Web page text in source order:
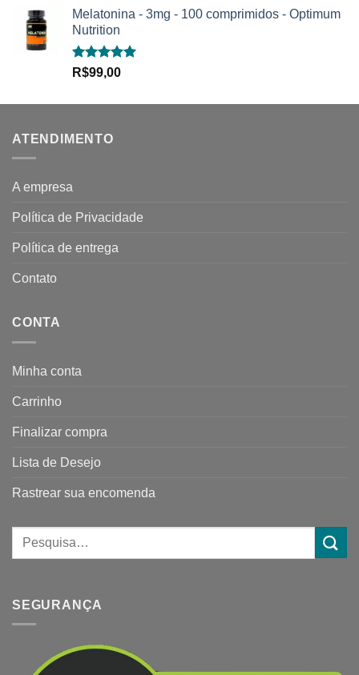
Melatonina - 3mg - 100 comprimidos - Optimum
Nutrition
Avaliação
R$99,00
ATENDIMENTO
A empresa
Política de Privacidade
Política de entrega
Contato
CONTA
Minha conta
Carrinho
Finalizar compra
Lista de Desejo
Rastrear sua encomenda
SEGURANÇA